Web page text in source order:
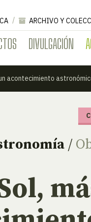
DIVULGACIÓN
ARCHIVO Y
acontecimiento
/